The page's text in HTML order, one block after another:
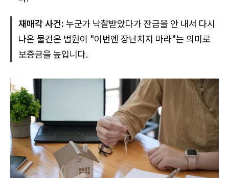
재매각 사건: 누군가 낙찰받았다가 잔금을 안 내서 다시
나온 물건은 법원이 "이번엔 장난치지 마라"는 의미로
보증금을 높입니다.